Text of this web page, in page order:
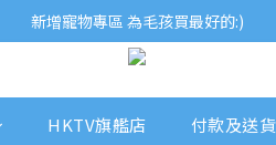
歡迎瀏覽ECCB個人護理專家 嚴選優質品牌
新增寵物專區 為毛孩買最好的:)
歡迎瀏覽ECCB個人護理專家 嚴選優質品牌
HKTV旗艦店 付款及送貨